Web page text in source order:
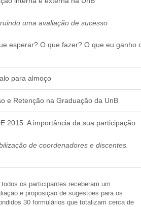
uma avaliação de sucesso
esperar? O que fazer? O que eu ganho
para almoço
e Retenção na Graduação da UnB
2015: A importância da sua participação
de coordenadores e discentes.
os participantes receberam um
e proposição de sugestões para os
30 formulários que totalizam cerca de